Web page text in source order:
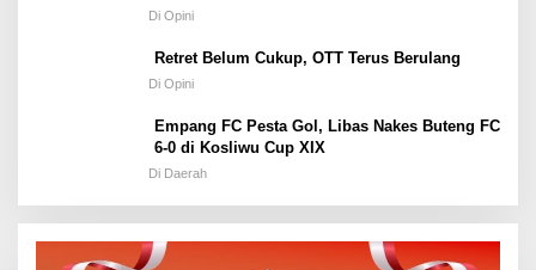
Kota
Di Opini
Retret Belum Cukup, OTT Terus Berulang
Di Opini
Empang FC Pesta Gol, Libas Nakes Buteng FC
6-0 di Kosliwu Cup XIX
Di Daerah